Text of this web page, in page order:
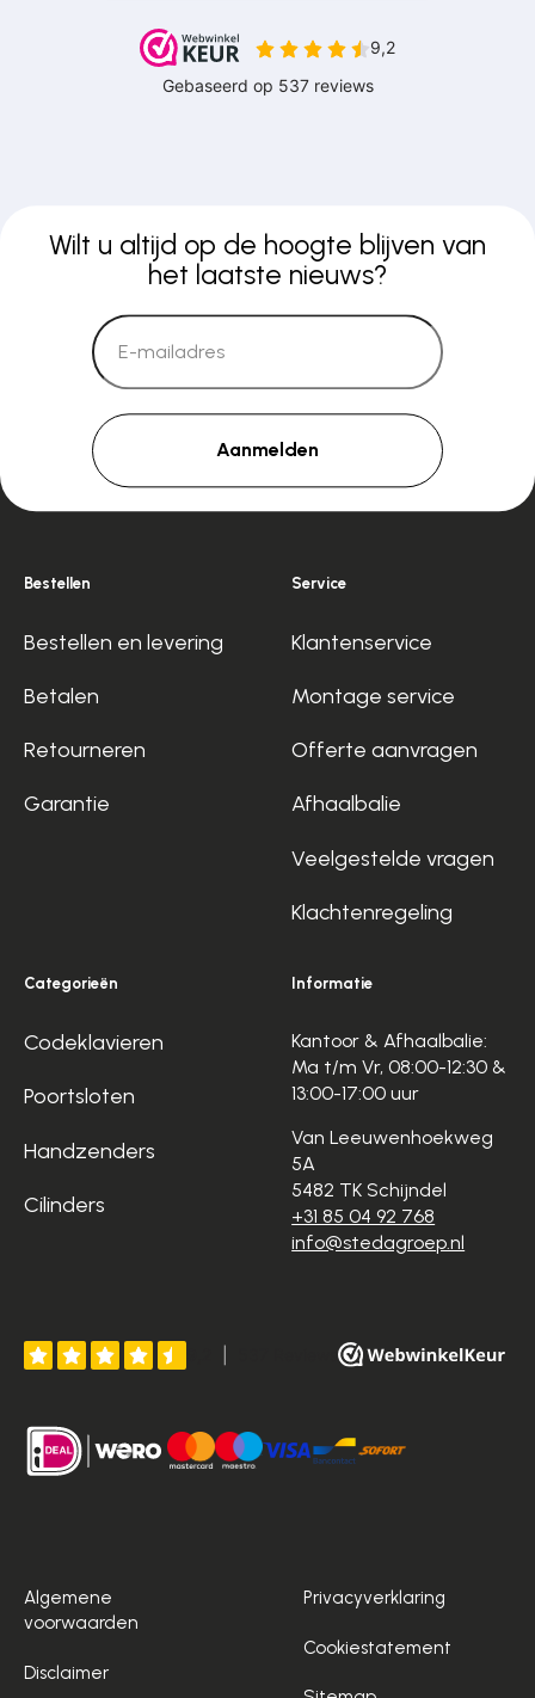
Wilt u altijd op de hoogte blijven van
het laatste nieuws?
Aanmelden
Bestellen
Bestellen en levering
Betalen
Retourneren
Garantie
Service
Klantenservice
Montage service
Offerte aanvragen
Afhaalbalie
Veelgestelde vragen
Klachtenregeling
Categorieën
Codeklavieren
Poortsloten
Handzenders
Cilinders
Informatie
Kantoor & Afhaalbalie:
Ma t/m Vr, 08:00-12:30 &
13:00-17:00 uur
Van Leeuwenhoekweg
5A
5482 TK Schijndel
+31 85 04 92 768
info@stedagroep.nl
Algemene
voorwaarden
Disclaimer
Privacyverklaring
Cookiestatement